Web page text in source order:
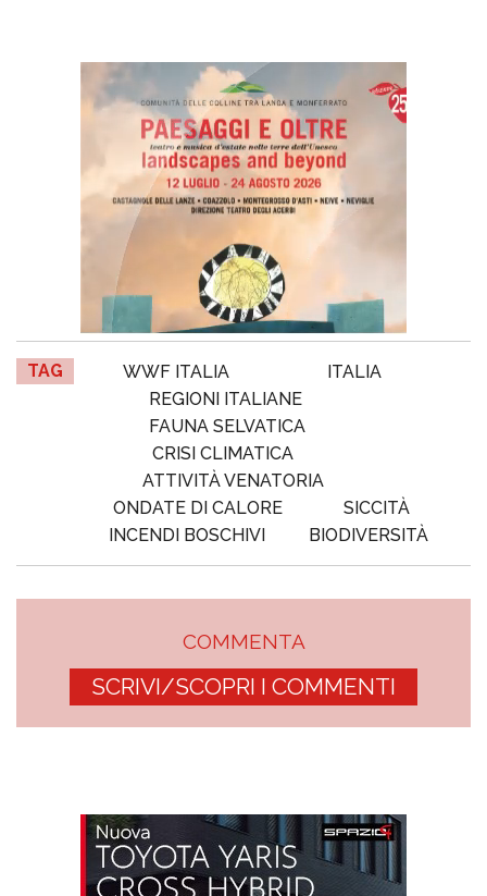
TAG WWF ITALIA
ITALIA
REGIONI ITALIANE
FAUNA SELVATICA
CRISI CLIMATICA
ATTIVITÀ VENATORIA
ONDATE DI CALORE
SICCITÀ
INCENDI BOSCHIVI
BIODIVERSITÀ
COMMENTA
SCRIVI/SCOPRI I COMMENTI